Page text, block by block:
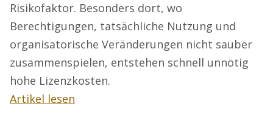
Risikofaktor. Besonders dort, wo
Berechtigungen, tatsächliche Nutzung und
organisatorische Veränderungen nicht sauber
zusammenspielen, entstehen schnell unnötig
hohe Lizenzkosten.
Artikel lesen